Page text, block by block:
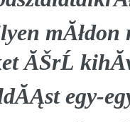
ĂŠrĹ
egy-